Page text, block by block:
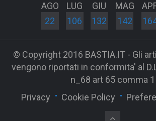
AGO
22
LUG
106
GIU
132
MAG
142
© Copyright 2016 BASTIA.IT - Gli
vengono riportati in conformita' al
n_68 art 65 comma 1
Privacy
Cookie Policy